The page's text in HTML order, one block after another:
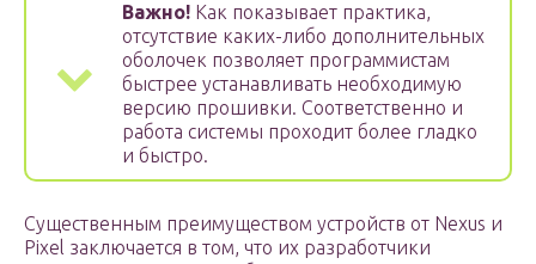
Важно! Как показывает практика,
отсутствие каких-либо дополнительных
оболочек позволяет программистам
быстрее устанавливать необходимую
версию прошивки. Соответственно и
работа системы проходит более гладко
и быстро.
Существенным преимуществом устройств от Nexus и
Pixel заключается в том, что их разработчики